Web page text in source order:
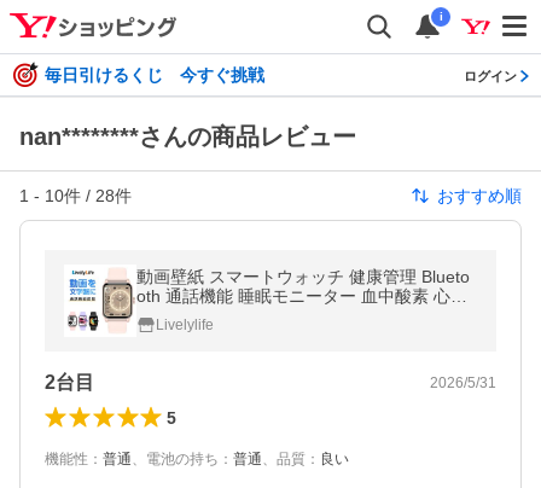
i
毎日引けるくじ 今すぐ挑戦 ログイン
nan********さんの商品レビュー
1 - 10件 / 28件 おすすめ順
動画壁紙 スマートウォッチ 健康管理 Blueto
oth 通話機能 睡眠モニーター 血中酸素 心拍
数 歩数計 IP68防水 歩数計 iPhone Android
レディース
Livelylife
2台目 2026/5/31
5
機能性 ： 普通、 電池の持ち ： 普通、 品質 ： 良い